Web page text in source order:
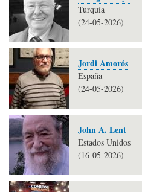
Turquía
(24-05-2026)
Jordi Amorós
España
(24-05-2026)
John A. Lent
Estados Unidos
(16-05-2026)